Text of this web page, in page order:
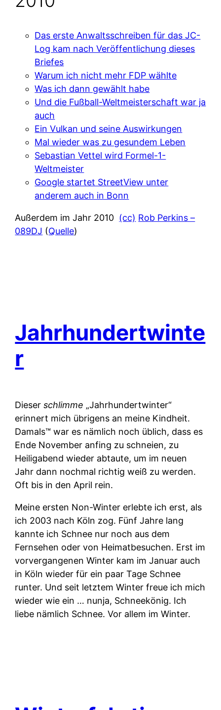
Das erste Anwaltsschreiben für das JC-
Log kam nach Veröffentlichung dieses
Briefes
Warum ich nicht mehr FDP wählte
Was ich dann gewählt habe
Und die Fußball-Weltmeisterschaft war ja
auch
Ein Vulkan und seine Auswirkungen
Mal wieder was zu gesundem Leben
Sebastian Vettel wird Formel-1-
Weltmeister
Google startet StreetView unter
anderem auch in Bonn
Außerdem im Jahr 2010 (cc) Rob Perkins –
089DJ (Quelle)
Jahrhundertwinte
r
Dieserschlimme „Jahrhundertwinter“
erinnert mich übrigens an meine Kindheit.
Damals™ war es nämlich noch üblich, dass es
Ende November anfing zu schneien, zu
Heiligabend wieder abtaute, um im neuen
Jahr dann nochmal richtig weiß zu werden.
Oft bis in den April rein.
Meine ersten Non-Winter erlebte ich erst, als
ich 2003 nach Köln zog. Fünf Jahre lang
kannte ich Schnee nur noch aus dem
Fernsehen oder von Heimatbesuchen. Erst im
vorvergangenen Winter kam im Januar auch
in Köln wieder für ein paar Tage Schnee
runter. Und seit letztem Winter freue ich mich
wieder wie ein … nunja, Schneekönig. Ich
liebe nämlich Schnee. Vor allem im Winter.